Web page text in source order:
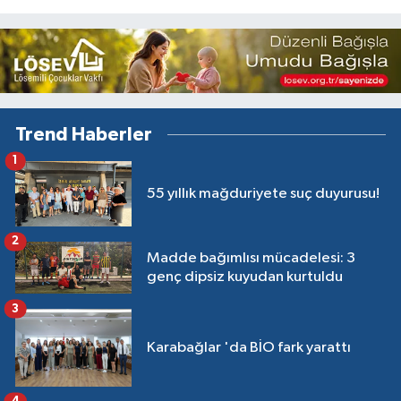
Trend Haberler
55 yıllık mağduriyete suç duyurusu!
1
Madde bağımlısı mücadelesi: 3
genç dipsiz kuyudan kurtuldu
2
Karabağlar 'da BİO fark yarattı
3